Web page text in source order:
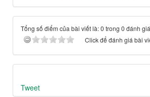
Tổng số điểm của bài viết là: 0 trong 0 đánh giá
Click để đánh giá bài
Tweet